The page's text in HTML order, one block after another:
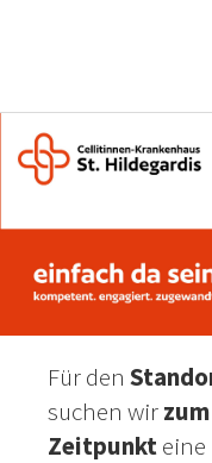
Für den
suchen wir
Zeitpunkteine